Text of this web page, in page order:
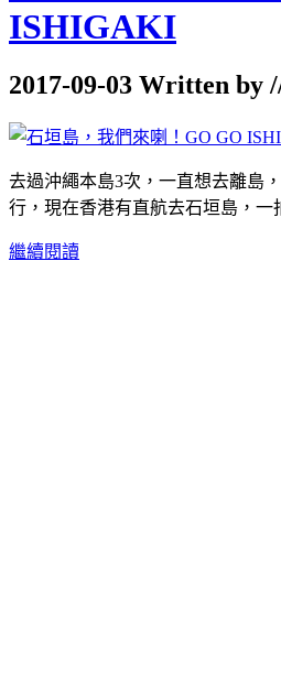
ISHIGAKI
2017-09-03 Written by
去過沖繩本島3次，一直想去離島
行，現在香港有直航去石垣島，一
繼續閱讀